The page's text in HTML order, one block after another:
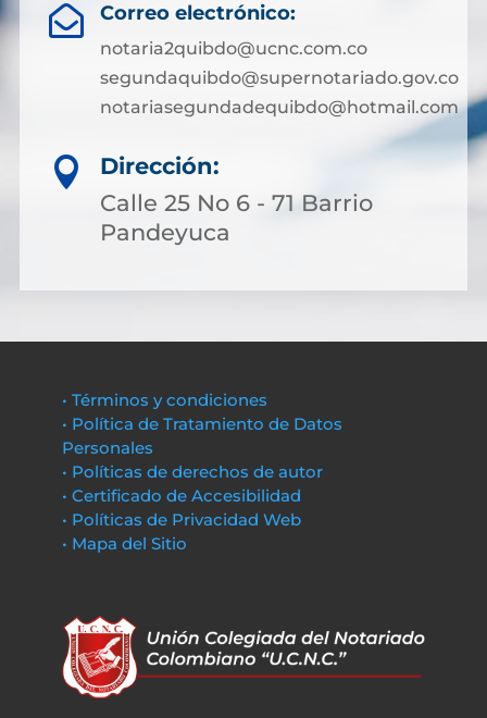
 Correo electrónico:
notaria2quibdo@ucnc.com.co
segundaquibdo@supernotariado.gov.co
notariasegundadequibdo@hotmail.com

Dirección:
Calle 25 No 6 - 71 Barrio
Pandeyuca
• Términos y condiciones
• Política de Tratamiento de Datos
Personales
• Políticas de derechos de autor
• Certificado de Accesibilidad
• Políticas de Privacidad Web
• Mapa del Sitio